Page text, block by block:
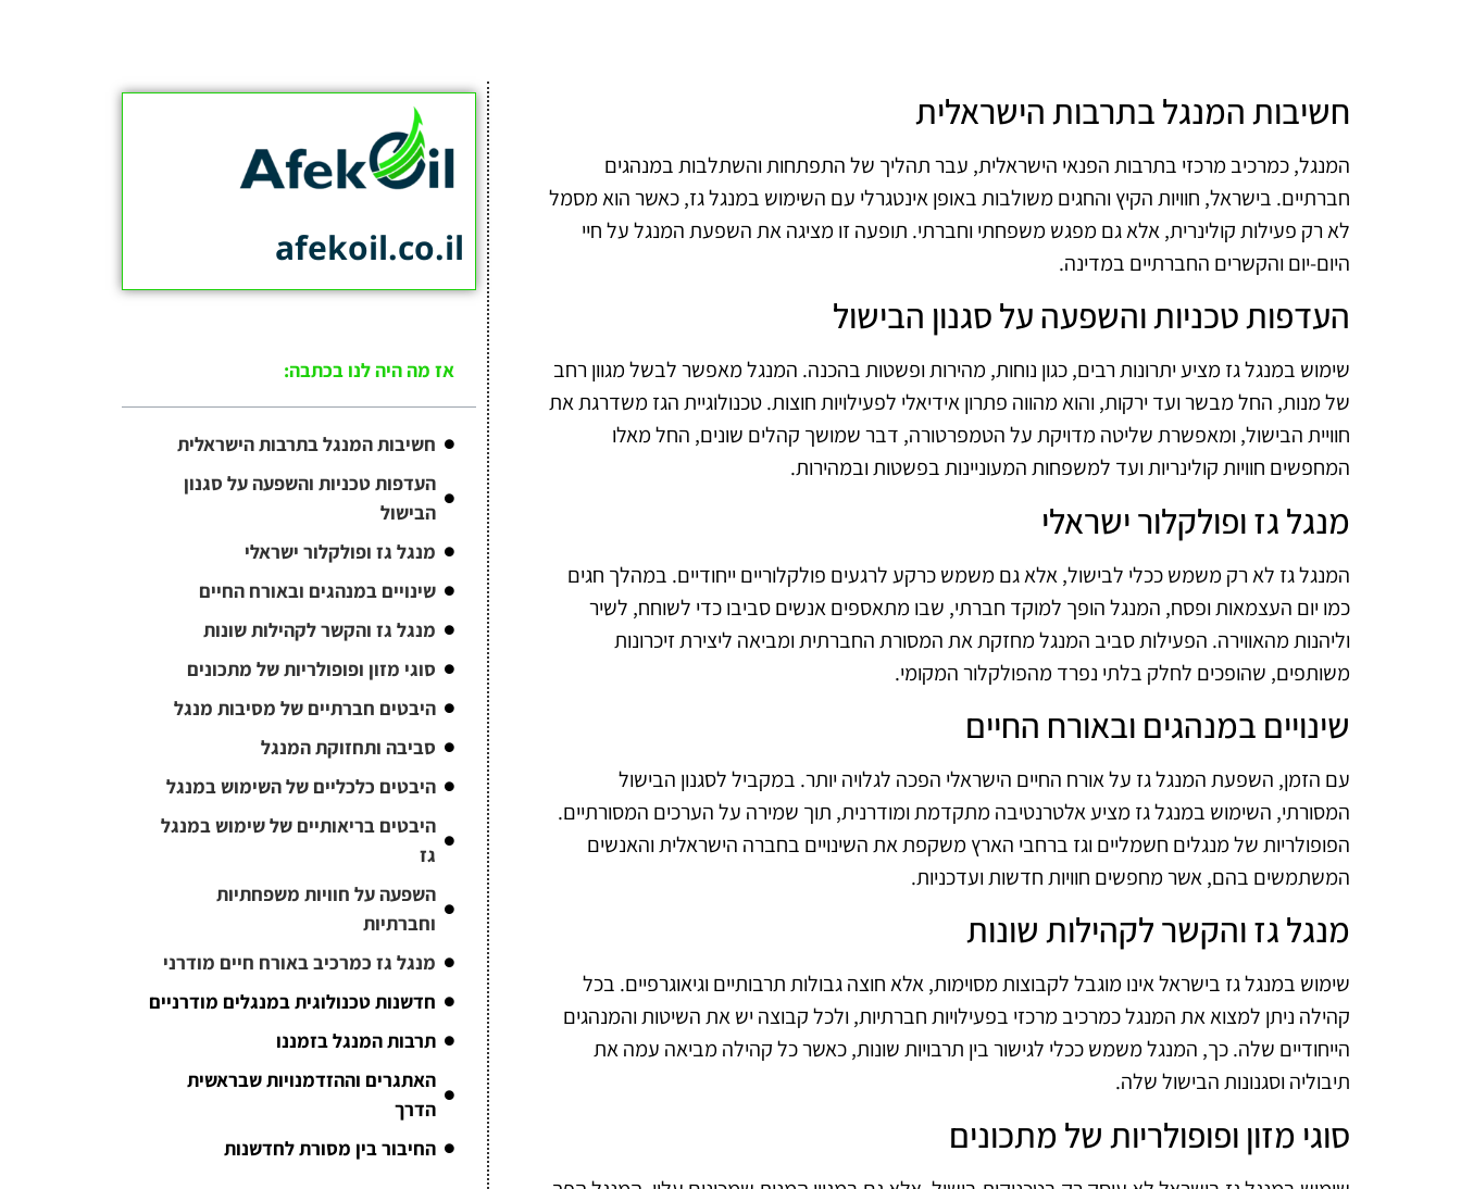
חשיבות המנגל בתרבות הישראלית
המנגל, כמרכיב מרכזי בתרבות הפנאי הישראלית, עבר תהליך של התפתחות והשתלבות במנהגים
חברתיים. בישראל, חוויות הקיץ והחגים משולבות באופן אינטגרלי עם השימוש במנגל גז, כאשר הוא מסמל
לא רק פעילות קולינרית, אלא גם מפגש משפחתי וחברתי. תופעה זו מציגה את השפעת המנגל על חיי
היום-יום והקשרים החברתיים במדינה.
העדפות טכניות והשפעה על סגנון הבישול
שימוש במנגל גז מציע יתרונות רבים, כגון נוחות, מהירות ופשטות בהכנה. המנגל מאפשר לבשל מגוון רחב
של מנות, החל מבשר ועד ירקות, והוא מהווה פתרון אידיאלי לפעילויות חוצות. טכנולוגיית הגז משדרגת את
חוויית הבישול, ומאפשרת שליטה מדויקת על הטמפרטורה, דבר שמושך קהלים שונים, החל מאלו
המחפשים חוויות קולינריות ועד למשפחות המעוניינות בפשטות ובמהירות.
מנגל גז ופולקלור ישראלי
המנגל גז לא רק משמש ככלי לבישול, אלא גם משמש כרקע לרגעים פולקלוריים ייחודיים. במהלך חגים
כמו יום העצמאות ופסח, המנגל הופך למוקד חברתי, שבו מתאספים אנשים סביבו כדי לשוחח, לשיר
וליהנות מהאווירה. הפעילות סביב המנגל מחזקת את המסורת החברתית ומביאה ליצירת זיכרונות
משותפים, שהופכים לחלק בלתי נפרד מהפולקלור המקומי.
שינויים במנהגים ובאורח החיים
עם הזמן, השפעת המנגל גז על אורח החיים הישראלי הפכה לגלויה יותר. במקביל לסגנון הבישול
המסורתי, השימוש במנגל גז מציע אלטרנטיבה מתקדמת ומודרנית, תוך שמירה על הערכים המסורתיים.
הפופולריות של מנגלים חשמליים וגז ברחבי הארץ משקפת את השינויים בחברה הישראלית והאנשים
המשתמשים בהם, אשר מחפשים חוויות חדשות ועדכניות.
מנגל גז והקשר לקהילות שונות
שימוש במנגל גז בישראל אינו מוגבל לקבוצות מסוימות, אלא חוצה גבולות תרבותיים וגיאוגרפיים. בכל
קהילה ניתן למצוא את המנגל כמרכיב מרכזי בפעילויות חברתיות, ולכל קבוצה יש את השיטות והמנהגים
הייחודיים שלה. כך, המנגל משמש ככלי לגישור בין תרבויות שונות, כאשר כל קהילה מביאה עמה את
תיבוליה וסגנונות הבישול שלה.
סוגי מזון ופופולריות של מתכונים
afekoil.co.il
אז מה היה לנו בכתבה:
חשיבות המנגל בתרבות הישראלית
העדפות טכניות והשפעה על סגנון
הבישול
מנגל גז ופולקלור ישראלי
שינויים במנהגים ובאורח החיים
מנגל גז והקשר לקהילות שונות
סוגי מזון ופופולריות של מתכונים
היבטים חברתיים של מסיבות מנגל
סביבה ותחזוקת המנגל
היבטים כלכליים של השימוש במנגל
היבטים בריאותיים של שימוש במנגל
גז
השפעה על חוויות משפחתיות
וחברתיות
מנגל גז כמרכיב באורח חיים מודרני
חדשנות טכנולוגית במנגלים מודרניים
תרבות המנגל בזמננו
האתגרים וההזדמנויות שבראשית
הדרך
החיבור בין מסורת לחדשנות